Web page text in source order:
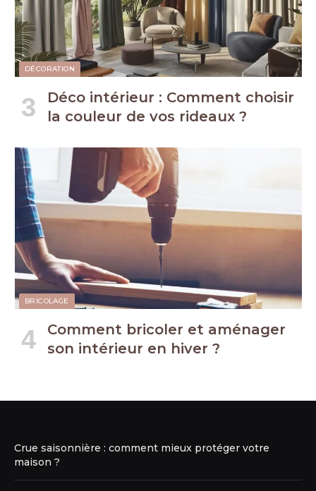
DÉCORATION
Déco intérieur : Comment choisir
la couleur de vos rideaux ?
BRICOLAGE
Comment bricoler et aménager
son intérieur en hiver ?
Crue saisonnière : comment mieux protéger votre
maison ?